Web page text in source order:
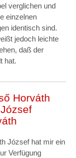
verglichen und
einzelnen
identisch sind.
jedoch leichte
daß der
hat.
Horváth
József hat mir ein
Verfügung